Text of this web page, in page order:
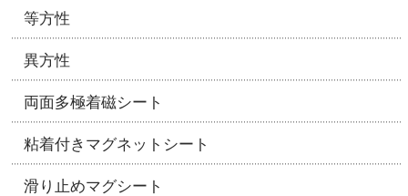
等方性
異方性
両面多極着磁シート
粘着付きマグネットシート
滑り止めマグシート